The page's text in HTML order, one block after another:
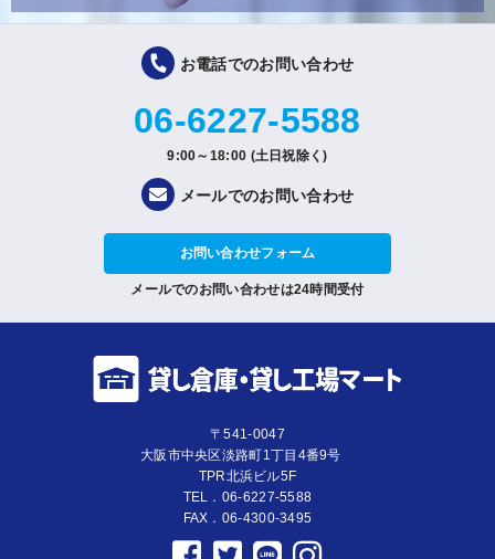
お電話でのお問い合わせ
06-6227-5588
9:00～18:00 (土日祝除く)
メールでのお問い合わせ
お問い合わせフォーム
メールでのお問い合わせは24時間受付
〒541-0047
大阪市中央区淡路町1丁目4番9号
TPR北浜ビル5F
TEL．06-6227-5588
FAX．06-4300-3495